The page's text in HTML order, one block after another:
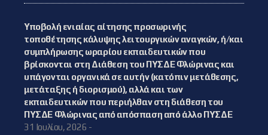
Υποβολή ενιαίας αίτησης προσωρινής
τοποθέτησης κάλυψης λειτουργικών αναγκών, ή/και
συμπλήρωσης ωραρίου εκπαιδευτικών που
βρίσκονται στη Διάθεση του ΠΥΣΔΕ Φλώρινας και
υπάγονται οργανικά σε αυτήν (κατόπιν μετάθεσης,
μετάταξης ή διορισμού), αλλά και των
εκπαιδευτικών που περιήλθαν στη διάθεση του
ΠΥΣΔΕ Φλώρινας από απόσπαση από άλλο ΠΥΣΔΕ
31 Ιουλίου, 2026 -